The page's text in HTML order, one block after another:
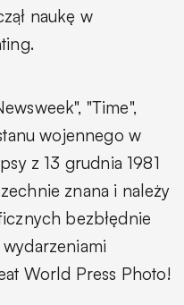
naukę w
"Time",
wojennego w
z 13 grudnia 1981
znana i należy
bezbłędnie
World Press Photo!